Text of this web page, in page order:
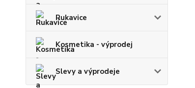
Rukavice
Kosmetika - výprodej
Slevy a výprodeje